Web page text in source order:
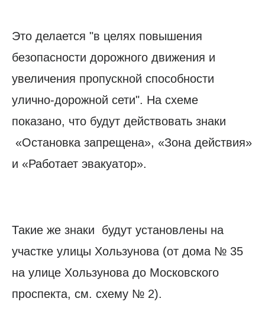
Это делается "в целях повышения
безопасности дорожного движения и
увеличения пропускной способности
улично-дорожной сети". На схеме
показано, что будут действовать знаки
«Остановка запрещена», «Зона действия»
и «Работает эвакуатор».
Такие же знаки будут установлены на
участке улицы Хользунова (от дома № 35
на улице Хользунова до Московского
проспекта, см. схему № 2).